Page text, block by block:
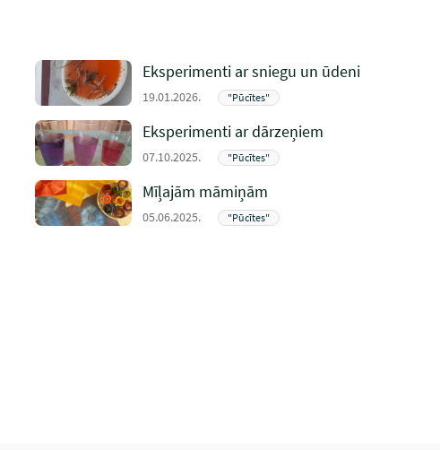
Eksperimenti ar sniegu un ūdeni
19.01.2026. "Pūcītes"
Eksperimenti ar dārzeņiem
07.10.2025. "Pūcītes"
Mīļajām māmiņām
05.06.2025. "Pūcītes"